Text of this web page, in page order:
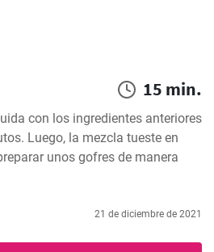
15 min.
con los ingredientes anteriores
Luego, la mezcla tueste en
unos gofres de manera
21 de diciembre de 2021